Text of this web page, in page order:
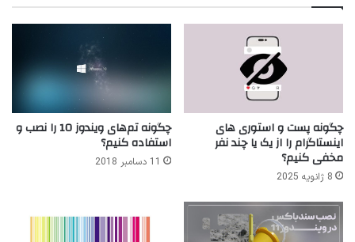
چگونه پست و استوری های
اینستاگرام را از یک یا چند نفر
مخفی کنیم؟
8 ژانویه 2025
چگونه تم‌های ویندوز 10 را نصب و
استفاده کنیم؟
11 دسامبر 2018